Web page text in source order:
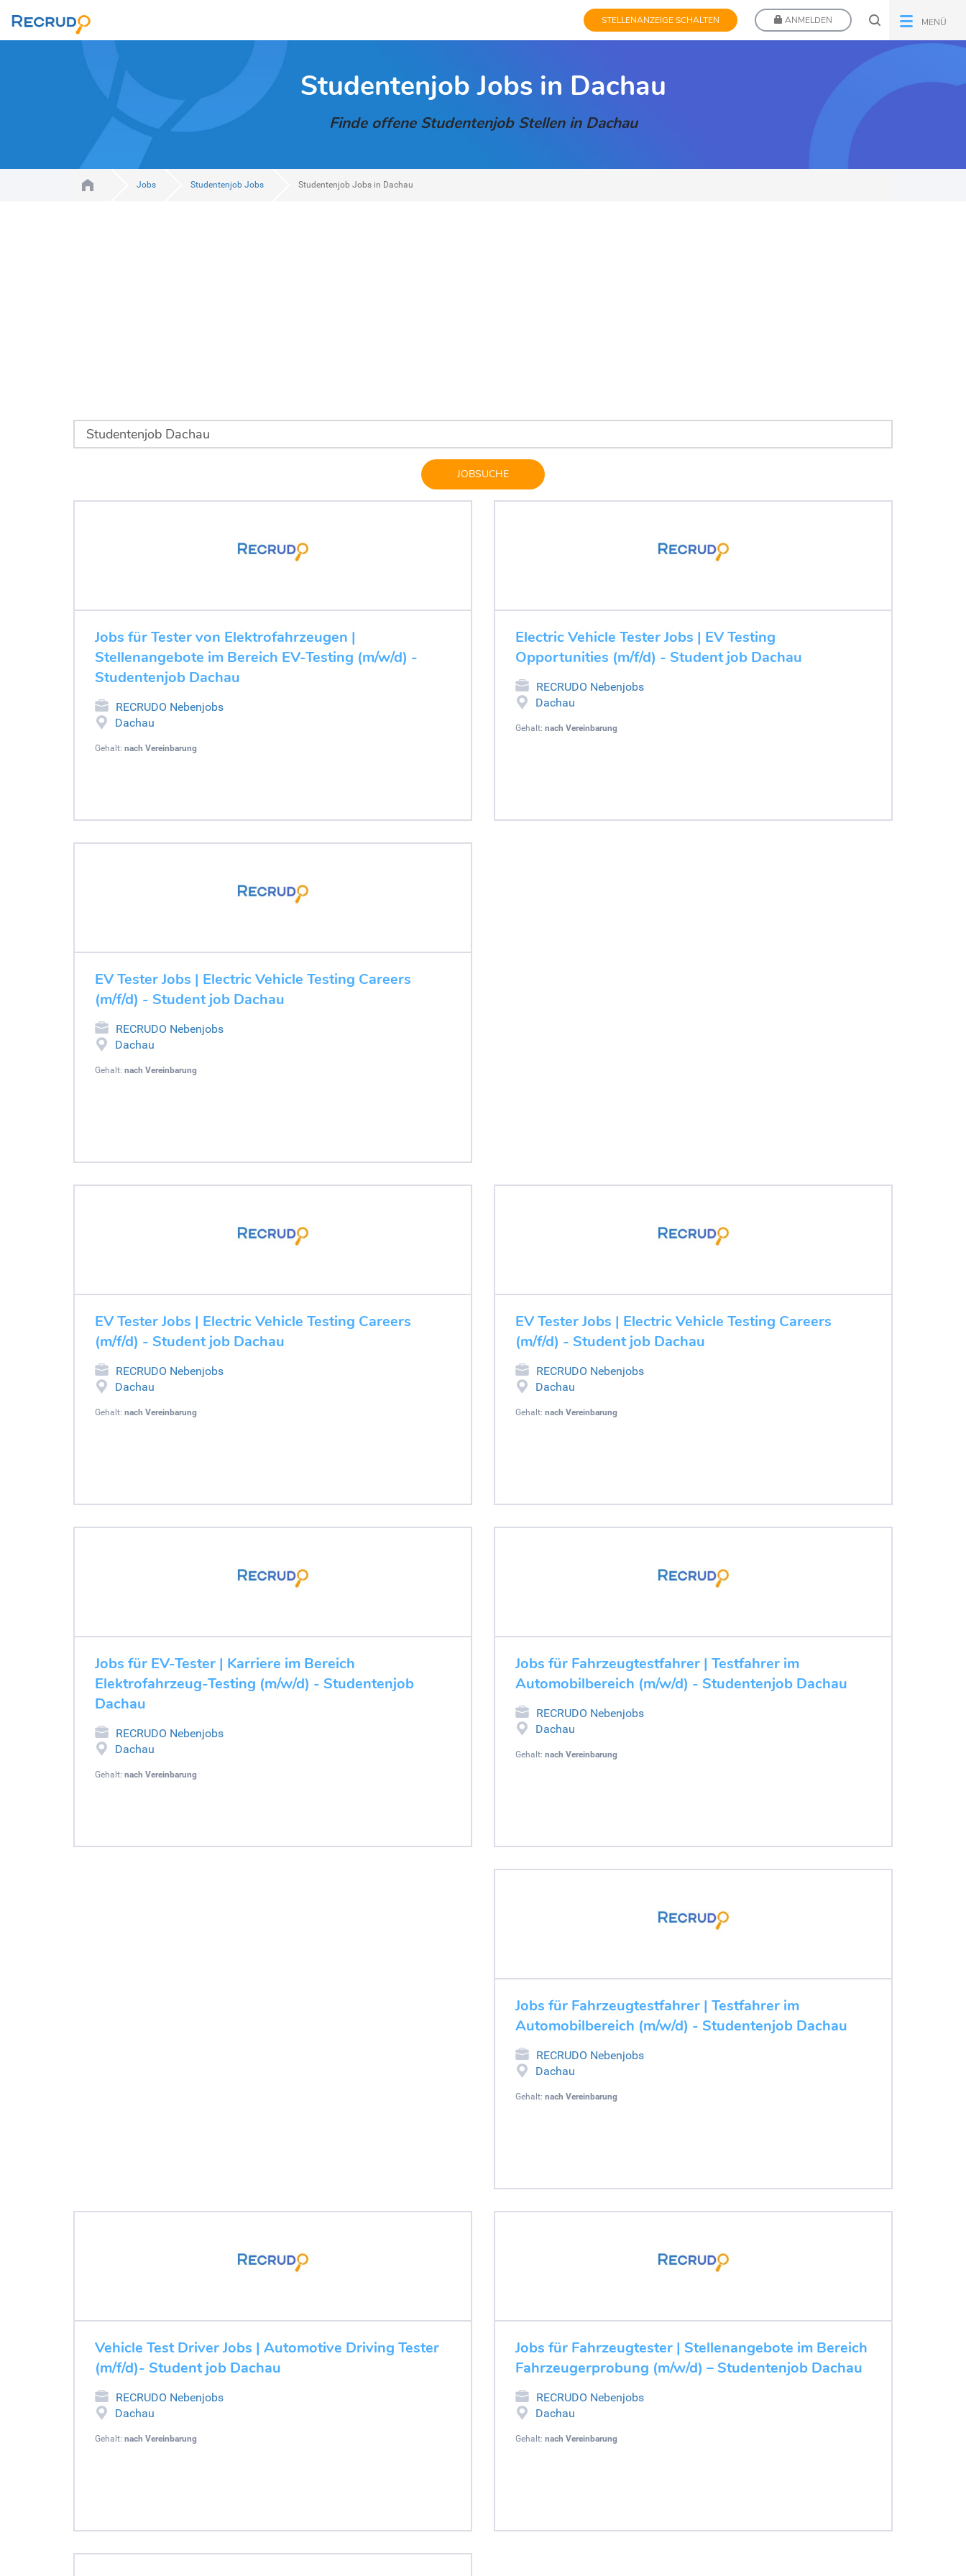
STELLENANZEIGE SCHALTEN ANMELDEN MENÜ
Studentenjob Jobs in Dachau
Finde offene Studentenjob Stellen in Dachau
Jobs Studentenjob Jobs Studentenjob Jobs in Dachau
JOBSUCHE
Jobs für Tester von Elektrofahrzeugen |
Stellenangebote im Bereich EV-Testing (m/w/d) -
Studentenjob Dachau
RECRUDO Nebenjobs
Dachau
Gehalt: nach Vereinbarung
Electric Vehicle Tester Jobs | EV Testing
Opportunities (m/f/d) - Student job Dachau
RECRUDO Nebenjobs
Dachau
Gehalt: nach Vereinbarung
EV Tester Jobs | Electric Vehicle Testing Careers
(m/f/d) - Student job Dachau
RECRUDO Nebenjobs
Dachau
Gehalt: nach Vereinbarung
EV Tester Jobs | Electric Vehicle Testing Careers
(m/f/d) - Student job Dachau
RECRUDO Nebenjobs
Dachau
Gehalt: nach Vereinbarung
EV Tester Jobs | Electric Vehicle Testing Careers
(m/f/d) - Student job Dachau
RECRUDO Nebenjobs
Dachau
Gehalt: nach Vereinbarung
Jobs für EV-Tester | Karriere im Bereich
Elektrofahrzeug-Testing (m/w/d) - Studentenjob
Dachau
RECRUDO Nebenjobs
Dachau
Gehalt: nach Vereinbarung
Jobs für Fahrzeugtestfahrer | Testfahrer im
Automobilbereich (m/w/d) - Studentenjob Dachau
RECRUDO Nebenjobs
Dachau
Gehalt: nach Vereinbarung
Jobs für Fahrzeugtestfahrer | Testfahrer im
Automobilbereich (m/w/d) - Studentenjob Dachau
RECRUDO Nebenjobs
Dachau
Gehalt: nach Vereinbarung
Vehicle Test Driver Jobs | Automotive Driving Tester
(m/f/d)- Student job Dachau
RECRUDO Nebenjobs
Dachau
Gehalt: nach Vereinbarung
Jobs für Fahrzeugtester | Stellenangebote im Bereich
Fahrzeugerprobung (m/w/d) – Studentenjob Dachau
RECRUDO Nebenjobs
Dachau
Gehalt: nach Vereinbarung